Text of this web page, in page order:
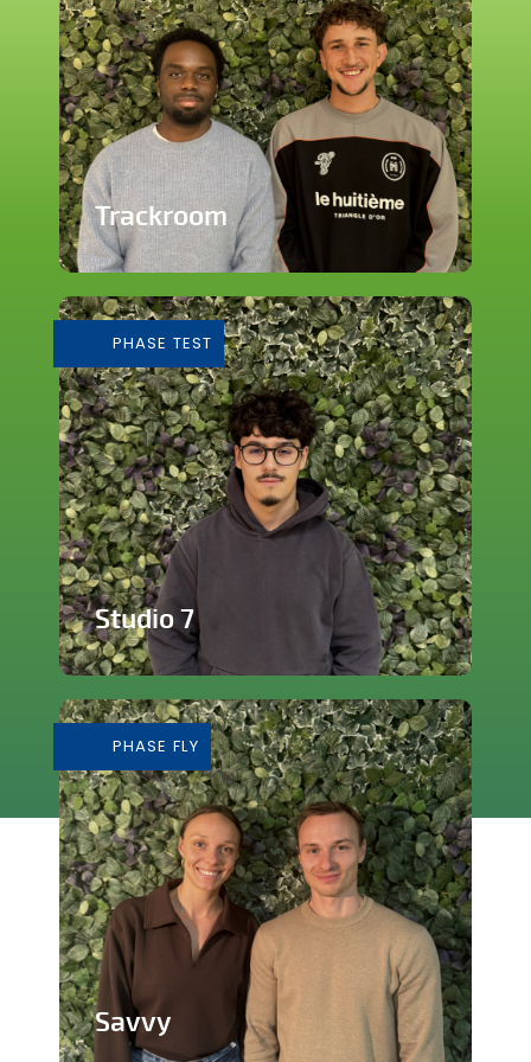
Trackroom
immersive
En savoir plus
PHASE TEST
Studio 7
de musique
En savoir plus
PHASE FLY
Savvy